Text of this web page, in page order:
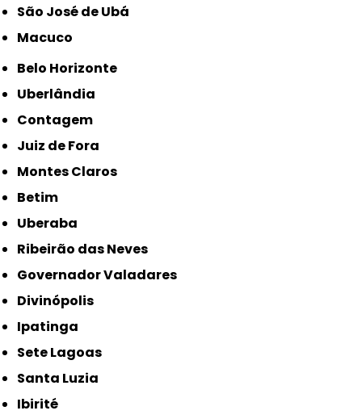
São José de Ubá
Macuco
Belo Horizonte
Uberlândia
Contagem
Juiz de Fora
Montes Claros
Betim
Uberaba
Ribeirão das Neves
Governador Valadares
Divinópolis
Ipatinga
Sete Lagoas
Santa Luzia
Ibirité